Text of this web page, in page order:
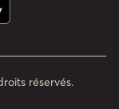
réservés.